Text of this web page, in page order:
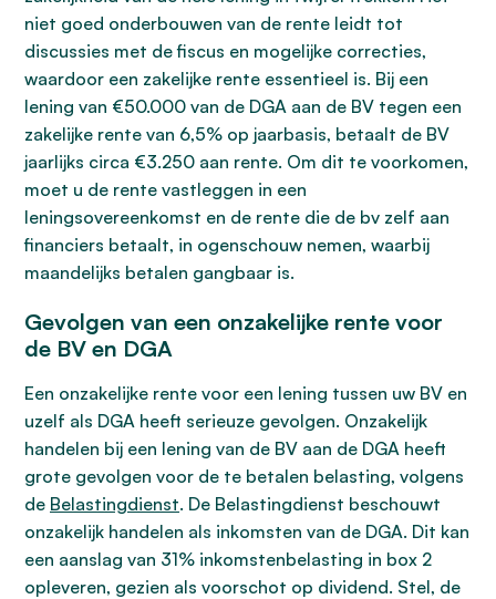
niet goed onderbouwen van de rente leidt tot
discussies met de fiscus en mogelijke correcties,
waardoor een zakelijke rente essentieel is. Bij een
lening van €50.000 van de DGA aan de BV tegen een
zakelijke rente van 6,5% op jaarbasis, betaalt de BV
jaarlijks circa €3.250 aan rente. Om dit te voorkomen,
moet u de rente vastleggen in een
leningsovereenkomst en de rente die de bv zelf aan
financiers betaalt, in ogenschouw nemen, waarbij
maandelijks betalen gangbaar is.
Gevolgen van een onzakelijke rente voor
de BV en DGA
Een onzakelijke rente voor een lening tussen uw BV en
uzelf als DGA heeft serieuze gevolgen. Onzakelijk
handelen bij een lening van de BV aan de DGA heeft
grote gevolgen voor de te betalen belasting, volgens
de Belastingdienst. De Belastingdienst beschouwt
onzakelijk handelen als inkomsten van de DGA. Dit kan
een aanslag van 31% inkomstenbelasting in box 2
opleveren, gezien als voorschot op dividend. Stel, de